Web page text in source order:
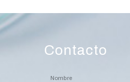
Contacto